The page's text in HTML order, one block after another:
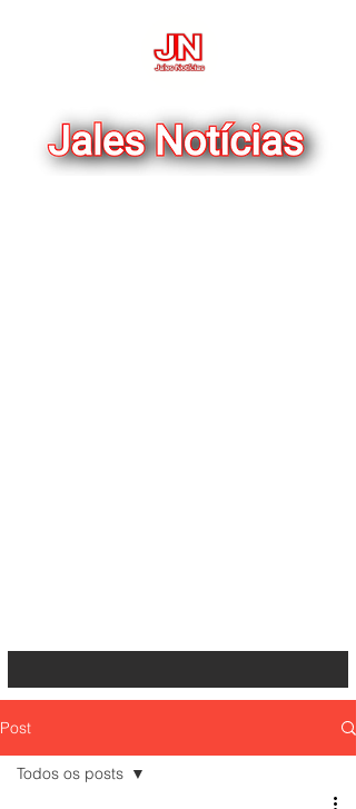
Post
Todos os posts